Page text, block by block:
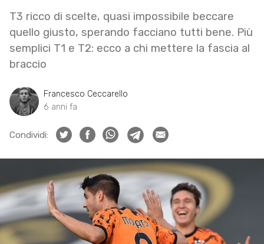
T3 ricco di scelte, quasi impossibile beccare
quello giusto, sperando facciano tutti bene. Più
semplici T1 e T2: ecco a chi mettere la fascia al
braccio
Francesco Ceccarello
6 anni fa
Condividi: